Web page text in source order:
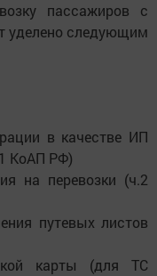
пассажиров с
уделено следующим
в качестве ИП
КоАП РФ)
на перевозки (ч.2
путевых листов
карты (для ТС